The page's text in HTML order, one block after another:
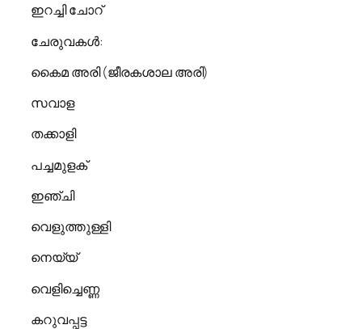
ഇറച്ചി ചോറ്
ചേരുവകൾ:
കൈമ അരി (ജീരകശാല അരി)
സവാള
തക്കാളി
പച്ചമുളക്
ഇഞ്ചി
വെളുത്തുള്ളി
നെയ്യ്
വെളിച്ചെണ്ണ
കറുവപ്പട്ട